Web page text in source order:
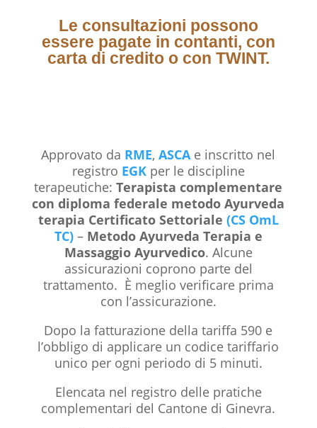
Le consultazioni possono
essere pagate in contanti, con
carta di credito o con TWINT.
Approvato da RME,ASCAe inscritto nel
registro EGKper le discipline
terapeutiche:Terapista complementare
con diploma federale metodo Ayurveda
terapia Certificato Settoriale (CS OmL
TC)– Metodo Ayurveda Terapia e
Massaggio Ayurvedico. Alcune
assicurazioni coprono parte del
trattamento. È meglio verificare prima
con l’assicurazione.
Dopo la fatturazione della tariffa 590 e
l’obbligo di applicare un codice tariffario
unico per ogni periodo di 5 minuti.
Elencata nel registro delle pratiche
complementari del Cantone di Ginevra.